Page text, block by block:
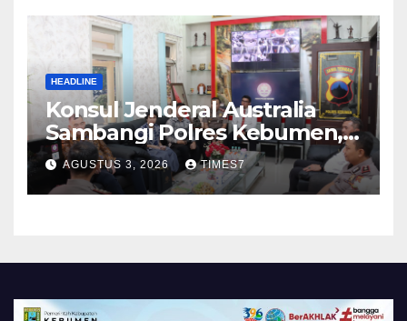
HEADLINE
Konsul Jenderal Australia
Sambangi Polres Kebumen,
Pererat Silaturahmi
AGUSTUS 3, 2026 TIMES7